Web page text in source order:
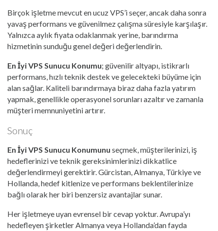
Birçok işletme mevcut en ucuz VPS’i seçer, ancak daha sonra
yavaş performans ve güvenilmez çalışma süresiyle karşılaşır.
Yalnızca aylık fiyata odaklanmak yerine, barındırma
hizmetinin sunduğu genel değeri değerlendirin.
En İyi VPS Sunucu Konumu; güvenilir altyapı, istikrarlı
performans, hızlı teknik destek ve gelecekteki büyüme için
alan sağlar. Kaliteli barındırmaya biraz daha fazla yatırım
yapmak, genellikle operasyonel sorunları azaltır ve zamanla
müşteri memnuniyetini artırır.
Sonuç
En İyi VPS Sunucu Konumunu seçmek, müşterilerinizi, iş
hedeflerinizi ve teknik gereksinimlerinizi dikkatlice
değerlendirmeyi gerektirir. Gürcistan, Almanya, Türkiye ve
Hollanda, hedef kitlenize ve performans beklentilerinize
bağlı olarak her biri benzersiz avantajlar sunar.
Her işletmeye uyan evrensel bir cevap yoktur. Avrupa’yı
hedefleyen şirketler Almanya veya Hollanda’dan fayda